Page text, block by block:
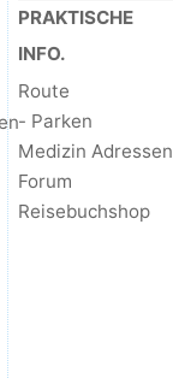
PRAKTISCHE
INFO.
Route
- Parken
Medizin Adressen
Forum
Reisebuchshop